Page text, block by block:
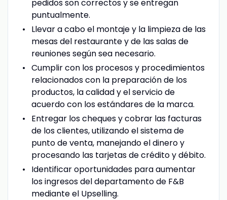
pedidos son correctos y se entregan
puntualmente.
Llevar a cabo el montaje y la limpieza de las
mesas del restaurante y de las salas de
reuniones según sea necesario.
Cumplir con los procesos y procedimientos
relacionados con la preparación de los
productos, la calidad y el servicio de
acuerdo con los estándares de la marca.
Entregar los cheques y cobrar las facturas
de los clientes, utilizando el sistema de
punto de venta, manejando el dinero y
procesando las tarjetas de crédito y débito.
Identificar oportunidades para aumentar
los ingresos del departamento de F&B
mediante el Upselling.